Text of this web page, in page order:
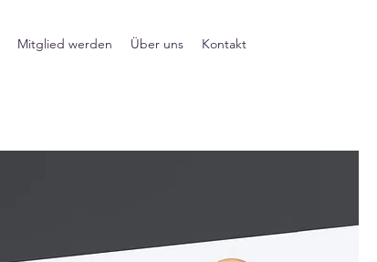
Mitglied werden Über uns Kontakt